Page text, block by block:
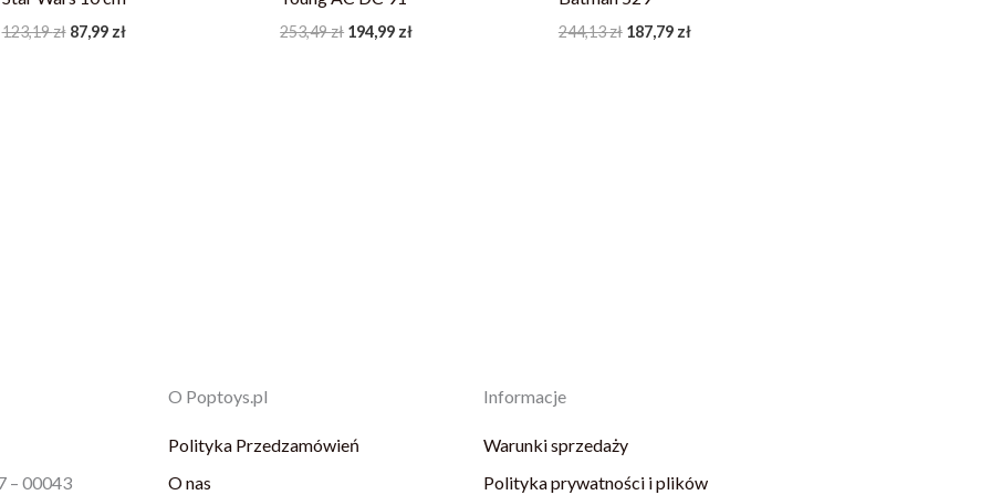
123,19zł 87,99 zł 253,49zł 194,99 zł 244,13zł 187,79 zł
– 00043
O Poptoys.pl
Polityka Przedzamówień
O nas
Informacje
Warunki sprzedaży
Polityka prywatności i plików